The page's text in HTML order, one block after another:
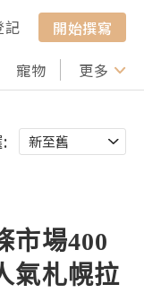
記
開始撰寫
寵物 行山 打卡
更多
市場400
氣札幌拉